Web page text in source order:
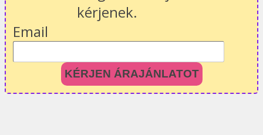
kérjenek.
Email
KÉRJEN ÁRAJÁNLATOT